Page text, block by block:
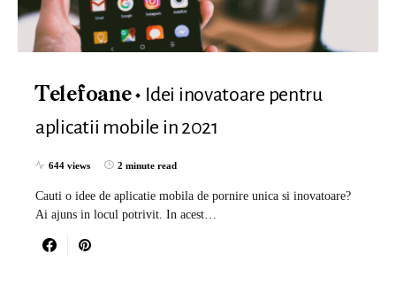
Telefoane
Idei inovatoare pentru
aplicatii mobile in 2021
644 views 2 minute read
Cauti o idee de aplicatie mobila de pornire unica si inovatoare?
Ai ajuns in locul potrivit. In acest…